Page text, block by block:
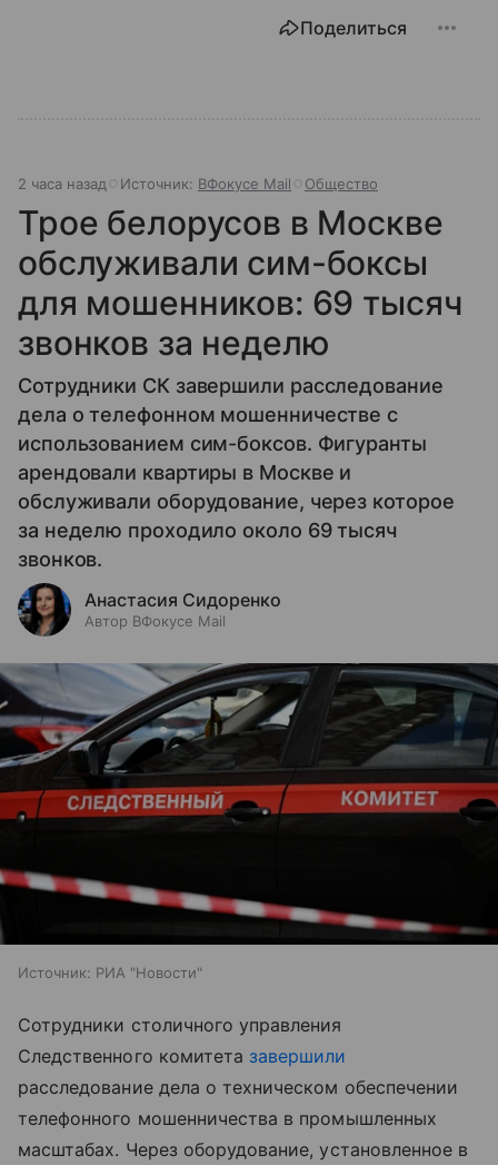
Поделиться
2 часа назад Источник: ВФокусе Mail Общество
Трое белорусов в Москве
обслуживали сим-боксы
для мошенников: 69 тысяч
звонков за неделю
Сотрудники СК завершили расследование
дела о телефонном мошенничестве с
использованием сим-боксов. Фигуранты
арендовали квартиры в Москве и
обслуживали оборудование, через которое
за неделю проходило около 69 тысяч
звонков.
Анастасия Сидоренко
Автор ВФокусе Mail
Источник: РИА "Новости"
Сотрудники столичного управления
Следственного комитета завершили
расследование дела о техническом обеспечении
телефонного мошенничества в промышленных
масштабах. Через оборудование, установленное в